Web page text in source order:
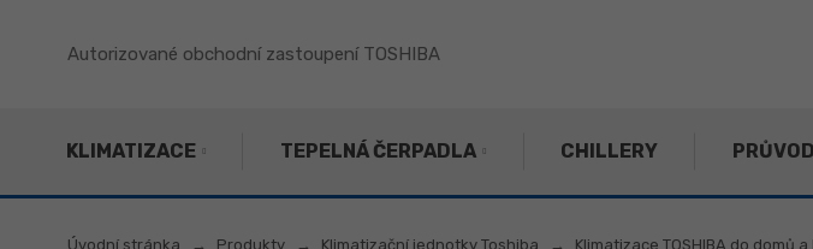
Autorizované obchodní zastoupení TOSHIBA
KLIMATIZACE TEPELNÁ ČERPADLA CHILLERY
Úvodní stránka Produkty Klimatizační jednotky Toshiba Klimatizace TOSHIBA do domů